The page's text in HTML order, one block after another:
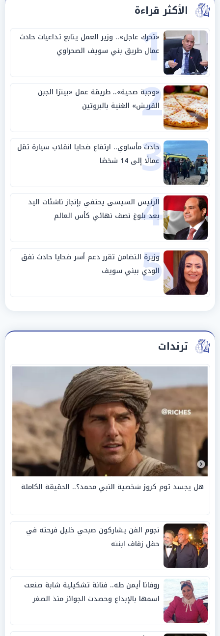
الأكثر قراءة
1
«تحرك عاجل».. وزير العمل يتابع تداعيات حادث
عمال طريق بني سويف الصحراوي
2
«وجبة صحية».. طريقة عمل «بيتزا الجبن
القريش» الغنية بالبروتين
3
حادث مأساوي.. ارتفاع ضحايا انقلاب سيارة تقل
عمالًا إلى 14 شخصًا
4
الرئيس السيسي يحتفي بإنجاز ناشئات اليد
بعد بلوغ نصف نهائي كأس العالم
5
وزيرة التضامن تقرر دعم أسر ضحايا حادث نفق
الودي ببني سويف
ترندات
هل يجسد توم كروز شخصية النبي محمد؟.. الحقيقة الكاملة
نجوم الفن يشاركون صبحي خليل فرحته في
حفل زفاف ابنته
روفانا أيمن طه.. فنانة تشكيلية شابة صنعت
اسمها بالإبداع وحصدت الجوائز منذ الصغر